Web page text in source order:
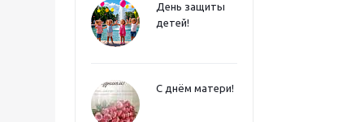
День защиты
детей!
С днём матери!